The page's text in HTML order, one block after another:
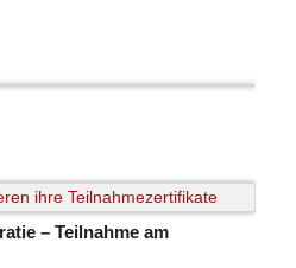
– Teilnahme am